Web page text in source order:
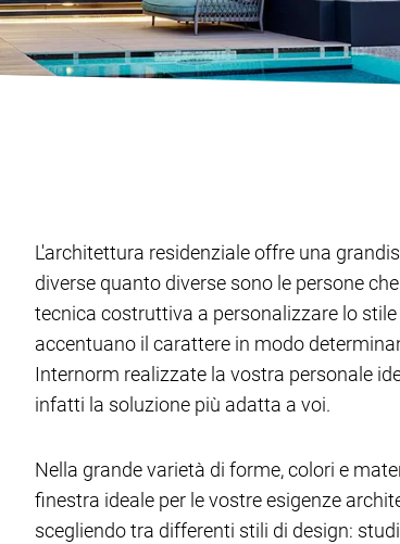
L'architettura residenziale offre una
diverse quanto diverse sono le persone
tecnica costruttiva a personalizzare lo
accentuano il carattere in modo
Internorm realizzate la vostra personale
infatti la soluzione più adatta a voi.
Nella grande varietà di forme, colori e
finestra ideale per le vostre esigenze
scegliendo tra differenti stili di design: